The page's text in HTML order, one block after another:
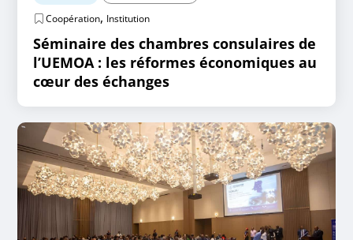
Coopération, Institution
Séminaire des chambres consulaires de
l’UEMOA : les réformes économiques au
cœur des échanges